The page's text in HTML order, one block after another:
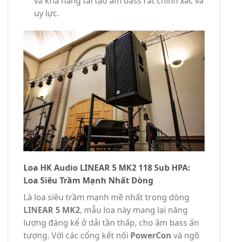
uy lực.
Loa HK Audio LINEAR 5 MK2 118 Sub HPA:
Loa Siêu Trầm Mạnh Nhất Dòng
Là loa siêu trầm mạnh mẽ nhất trong dòng
LINEAR 5 MK2, mẫu loa này mang lại năng
lượng đáng kể ở dải tần thấp, cho âm bass ấn
tượng. Với các cổng kết nối PowerCon và ngõ